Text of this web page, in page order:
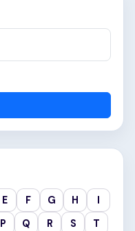
E F G H
I
P Q R S
T